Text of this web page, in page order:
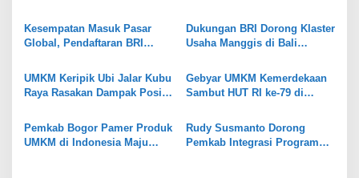
p
o
s
Dukung UMKM
Kesempatan Masuk Pasar
Global, Pendaftaran BRI
Dibuka!
Dukungan BRI Dorong Klaster
Usaha Manggis di Bali
UMKM Keripik Ubi Jalar Kubu
Raya Rasakan Dampak Positif
Program Desa BRILiaN
Gebyar UMKM Kemerdekaan
Sambut HUT RI ke-79 di
Pemkab Bogor Pamer Produk
UMKM di Indonesia Maju
Rudy Susmanto Dorong
Pemkab Integrasi Program